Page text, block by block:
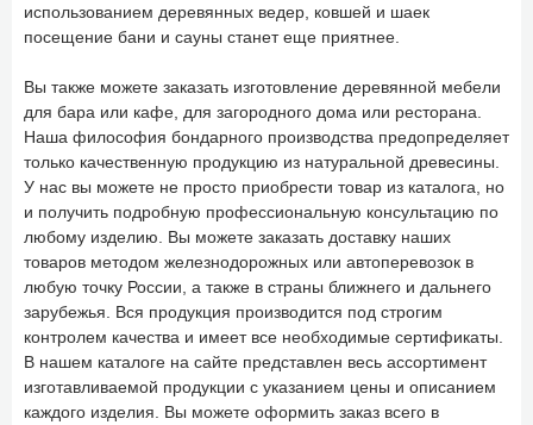
использованием деревянных ведер, ковшей и шаек
посещение бани и сауны станет еще приятнее.
Вы также можете заказать изготовление деревянной мебели
для бара или кафе, для загородного дома или ресторана.
Наша философия бондарного производства предопределяет
только качественную продукцию из натуральной древесины.
У нас вы можете не просто приобрести товар из каталога, но
и получить подробную профессиональную консультацию по
любому изделию. Вы можете заказать доставку наших
товаров методом железнодорожных или автоперевозок в
любую точку России, а также в страны ближнего и дальнего
зарубежья. Вся продукция производится под строгим
контролем качества и имеет все необходимые сертификаты.
В нашем каталоге на сайте представлен весь ассортимент
изготавливаемой продукции с указанием цены и описанием
каждого изделия. Вы можете оформить заказ всего в